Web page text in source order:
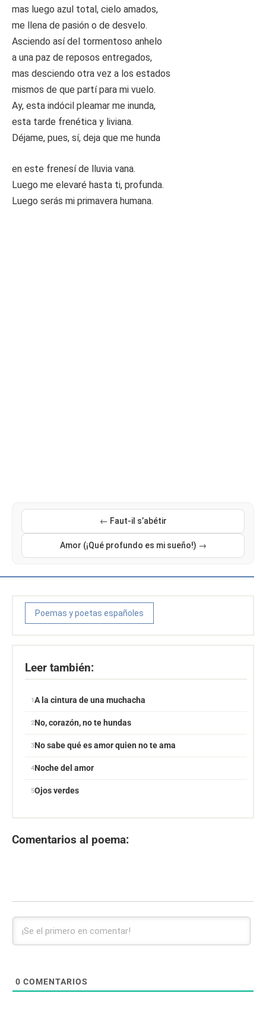
mas luego azul total, cielo amados,
me llena de pasión o de desvelo.
Asciendo así del tormentoso anhelo
a una paz de reposos entregados,
mas desciendo otra vez a los estados
mismos de que partí para mi vuelo.
Ay, esta indócil pleamar me inunda,
esta tarde frenética y liviana.
Déjame, pues, sí, deja que me hunda
en este frenesí de lluvia vana.
Luego me elevaré hasta ti, profunda.
Luego serás mi primavera humana.
← Faut-il s’abétir
Amor (¡Qué profundo es mi sueño!) →
Poemas y poetas españoles
Leer también:
A la cintura de una muchacha
No, corazón, no te hundas
No sabe qué es amor quien no te ama
Noche del amor
Ojos verdes
Comentarios al poema:
0 COMENTARIOS